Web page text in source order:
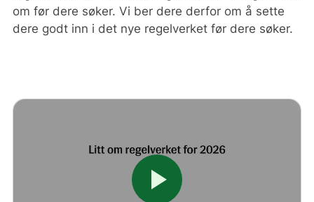
om før dere søker. Vi ber dere derfor om å sette
dere godt inn i det nye regelverket før dere søker.
play_arrow